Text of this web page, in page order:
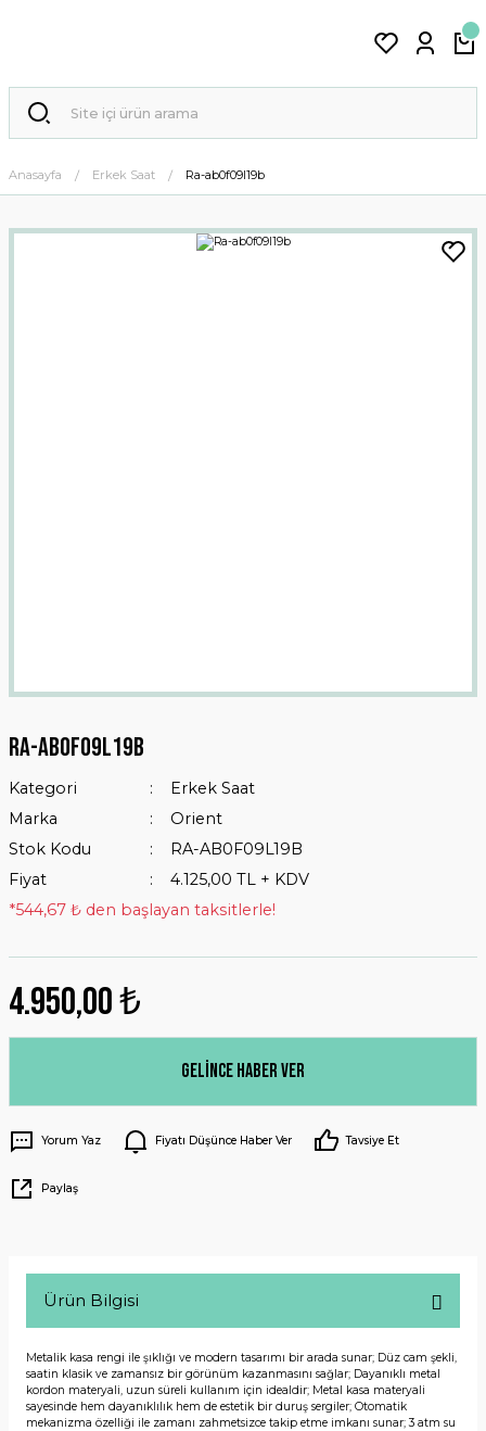
Anasayfa Erkek Saat Ra-ab0f09l19b
Ra-ab0f09l19b
Kategori
Erkek Saat
Marka
Orient
Stok Kodu
RA-AB0F09L19B
Fiyat
4.125,00 TL + KDV
*544,67 ₺ den başlayan taksitlerle!
4.950,00 ₺
Gelince Haber Ver
Yorum Yaz Fiyatı Düşünce Haber Ver Tavsiye Et
Paylaş
Ürün Bilgisi
Metalik kasa rengi ile şıklığı ve modern tasarımı bir arada sunar; Düz cam şekli,
saatin klasik ve zamansız bir görünüm kazanmasını sağlar; Dayanıklı metal
kordon materyali, uzun süreli kullanım için idealdir; Metal kasa materyali
sayesinde hem dayanıklılık hem de estetik bir duruş sergiler; Otomatik
mekanizma özelliği ile zamanı zahmetsizce takip etme imkanı sunar; 3 atm su